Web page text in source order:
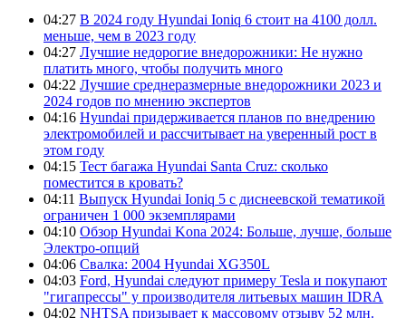
04:27 В 2024 году Hyundai Ioniq 6 стоит на 4100 долл.
меньше, чем в 2023 году
04:27 Лучшие недорогие внедорожники: Не нужно
платить много, чтобы получить много
04:22 Лучшие среднеразмерные внедорожники 2023 и
2024 годов по мнению экспертов
04:16 Hyundai придерживается планов по внедрению
электромобилей и рассчитывает на уверенный рост в
этом году
04:15 Тест багажа Hyundai Santa Cruz: сколько
поместится в кровать?
04:11 Выпуск Hyundai Ioniq 5 с диснеевской тематикой
ограничен 1 000 экземплярами
04:10 Обзор Hyundai Kona 2024: Больше, лучше, больше
Электро-опций
04:06 Свалка: 2004 Hyundai XG350L
04:03 Ford, Hyundai следуют примеру Tesla и покупают
"гигапрессы" у производителя литьевых машин IDRA
04:02 NHTSA призывает к массовому отзыву 52 млн.